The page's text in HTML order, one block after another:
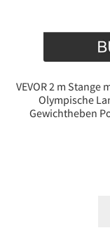
VEVOR 2 m
Olympische
Gewichtheben